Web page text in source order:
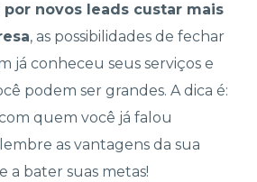
novos leads custar mais
, as possibilidades de fechar
já conheceu seus serviços e
podem ser grandes. A dica é:
quem você já falou
as vantagens da sua
a bater suas metas!